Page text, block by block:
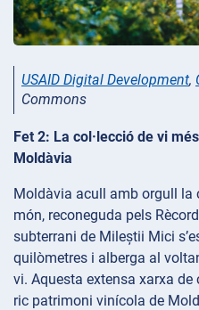
USAID Digital Development,
Commons
Fet 2: La col·lecció de vi
Moldàvia
Moldàvia acull amb orgull la
món, reconeguda pels
subterrani de Mileștii Mici
quilòmetres i alberga al
vi. Aquesta extensa xarxa de
ric patrimoni vinícola de